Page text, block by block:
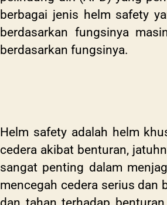
berbagai jenis helm safety
berdasarkan fungsinya
berdasarkan fungsinya.
Helm safety adalah helm
cedera akibat benturan,
sangat penting dalam
mencegah cedera serius